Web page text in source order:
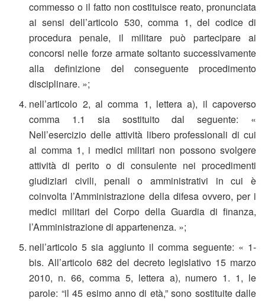
commesso o il fatto non costituisce reato, pronunciata
ai sensi dell’articolo 530, comma 1, del codice di
procedura penale, il militare può partecipare ai
concorsi nelle forze armate soltanto successivamente
alla definizione del conseguente procedimento
disciplinare. »;
nell’articolo 2, al comma 1, lettera a), il capoverso
comma 1.1 sia sostituito dal seguente: «
Nell’esercizio delle attività libero professionali di cui
al comma 1, i medici militari non possono svolgere
attività di perito o di consulente nei procedimenti
giudiziari civili, penali o amministrativi in cui è
coinvolta l’Amministrazione della difesa ovvero, per i
medici militari del Corpo della Guardia di finanza,
l’Amministrazione di appartenenza. »;
nell’articolo 5 sia aggiunto il comma seguente: « 1-
bis. All’articolo 682 del decreto legislativo 15 marzo
2010, n. 66, comma 5, lettera a), numero 1. 1, le
parole: “il 45 esimo anno di età,” sono sostituite dalle